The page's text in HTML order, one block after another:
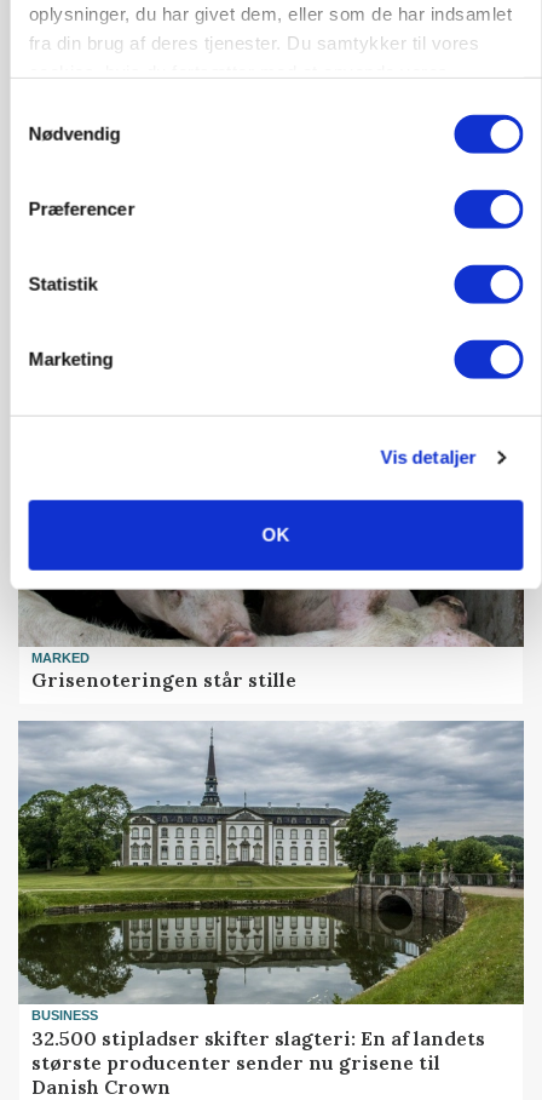
oplysninger, du har givet dem, eller som de har indsamlet
fra din brug af deres tjenester. Du samtykker til vores
Nødvendig
Præferencer
Statistik
Marketing
Vis detaljer
OK
MASKINER
ARRANGEMENT
MARKED
Grisenoteringen står stille
BUSINESS
32.500 stipladser skifter slagteri: En af landets
største producenter sender nu grisene til
Danish Crown